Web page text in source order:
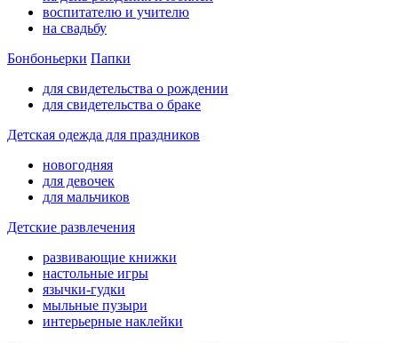
воспитателю и учителю
на свадьбу
Бонбоньерки Папки
для свидетельства о рождении
для свидетельства о браке
Детская одежда для праздников
новогодняя
для девочек
для мальчиков
Детские развлечения
развивающие книжки
настольные игры
язычки-гудки
мыльные пузыри
интерьерные наклейки